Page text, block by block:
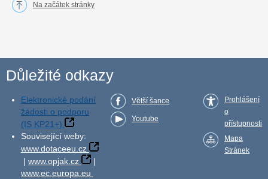
Na začátek stránky
Důležité odkazy
Elektronické podání
žádosti o podporu
(IS KP21+)
Související weby:
www.dotaceeu.cz
| www.opjak.cz
|
www.ec.europa.eu
Větší šance
Youtube
Prohlášení
o
přístupnosti
Mapa
Stránek